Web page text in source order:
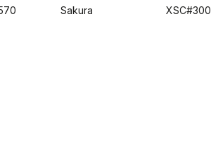
Sakura XSC#300